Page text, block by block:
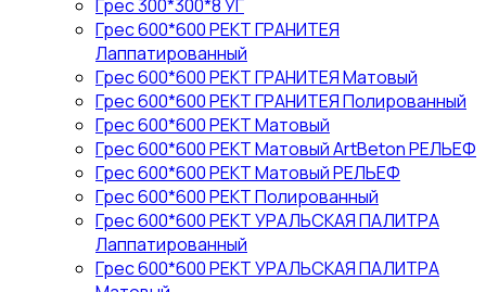
Грес 300*300*8 УГ
Грес 600*600 РЕКТ ГРАНИТЕЯ
Лаппатированный
Грес 600*600 РЕКТ ГРАНИТЕЯ Матовый
Грес 600*600 РЕКТ ГРАНИТЕЯ Полированный
Грес 600*600 РЕКТ Матовый
Грес 600*600 РЕКТ Матовый ArtBeton РЕЛЬЕФ
Грес 600*600 РЕКТ Матовый РЕЛЬЕФ
Грес 600*600 РЕКТ Полированный
Грес 600*600 РЕКТ УРАЛЬСКАЯ ПАЛИТРА
Лаппатированный
Грес 600*600 РЕКТ УРАЛЬСКАЯ ПАЛИТРА